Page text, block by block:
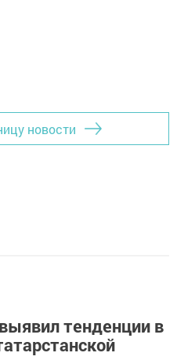
новости
тенденции в